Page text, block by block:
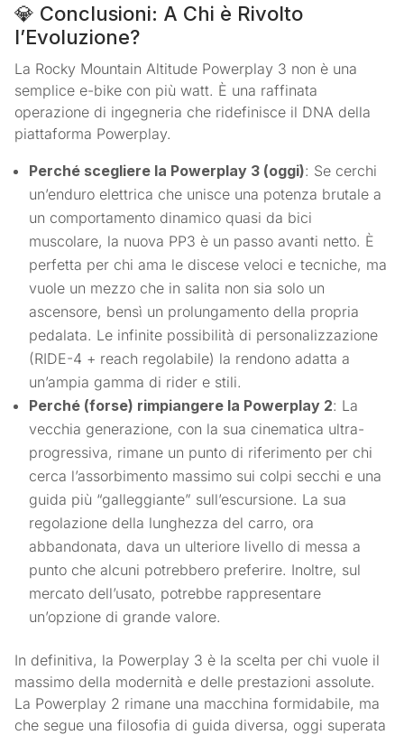
💎 Conclusioni: A Chi è Rivolto
l’Evoluzione?
La Rocky Mountain Altitude Powerplay 3 non è una
semplice e-bike con più watt. È una raffinata
operazione di ingegneria che ridefinisce il DNA della
piattaforma Powerplay.
Perché scegliere la Powerplay 3 (oggi): Se cerchi
un’enduro elettrica che unisce una potenza brutale a
un comportamento dinamico quasi da bici
muscolare, la nuova PP3 è un passo avanti netto. È
perfetta per chi ama le discese veloci e tecniche, ma
vuole un mezzo che in salita non sia solo un
ascensore, bensì un prolungamento della propria
pedalata. Le infinite possibilità di personalizzazione
(RIDE-4 + reach regolabile) la rendono adatta a
un’ampia gamma di rider e stili.
Perché (forse) rimpiangere la Powerplay 2: La
vecchia generazione, con la sua cinematica ultra-
progressiva, rimane un punto di riferimento per chi
cerca l’assorbimento massimo sui colpi secchi e una
guida più “galleggiante” sull’escursione. La sua
regolazione della lunghezza del carro, ora
abbandonata, dava un ulteriore livello di messa a
punto che alcuni potrebbero preferire. Inoltre, sul
mercato dell’usato, potrebbe rappresentare
un’opzione di grande valore.
In definitiva, la Powerplay 3 è la scelta per chi vuole il
massimo della modernità e delle prestazioni assolute.
La Powerplay 2 rimane una macchina formidabile, ma
che segue una filosofia di guida diversa, oggi superata